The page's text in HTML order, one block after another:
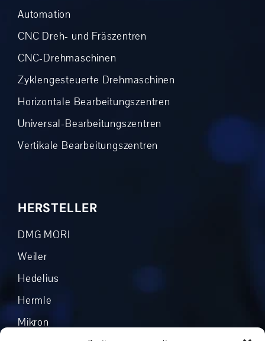
Automation
CNC Dreh- und Fräszentren
CNC-Drehmaschinen
Zyklengesteuerte Drehmaschinen
Horizontale Bearbeitungszentren
Universal-Bearbeitungszentren
Vertikale Bearbeitungszentren
HERSTELLER
DMG MORI
Weiler
Hedelius
Hermle
Mikron